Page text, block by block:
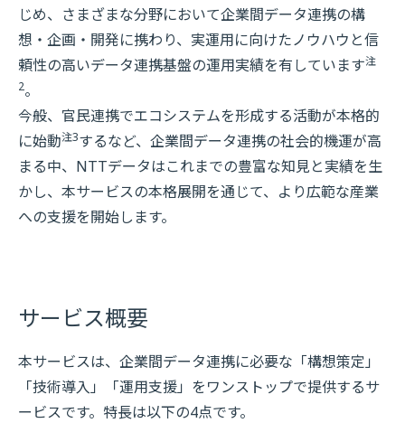
じめ、さまざまな分野において企業間データ連携の構
想・企画・開発に携わり、実運用に向けたノウハウと信
頼性の高いデータ連携基盤の運用実績を有しています注
2。
今般、官民連携でエコシステムを形成する活動が本格的
に始動注3するなど、企業間データ連携の社会的機運が高
まる中、NTTデータはこれまでの豊富な知見と実績を生
かし、本サービスの本格展開を通じて、より広範な産業
への支援を開始します。
サービス概要
本サービスは、企業間データ連携に必要な「構想策定」
「技術導入」「運用支援」をワンストップで提供するサ
ービスです。特長は以下の4点です。